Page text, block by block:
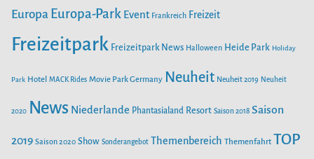
AB 26. APRIL IM EUROPA-PARK
SAISONSTART IM PLAYMOBIL-FUNPARK
GEISELWIND SORGT FÜR MASSIVEN
m
Europa Europa-Park Event Frankreich Freizeit
Freizeitpark Freizeitpark News Halloween Heide Park Holiday
Park Hotel MACK Rides Movie Park Germany Neuheit Neuheit 2019 Neuheit
2020 News Niederlande Phantasialand Resort Saison 2018 Saison
2019 Saison 2020 Show Sonderangebot Themenbereich Themenfahrt TOP